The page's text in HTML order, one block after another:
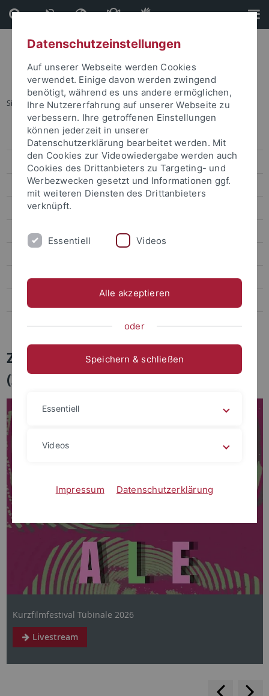
Direkt
zum
Inhalt
Direkt
zur
Fußleiste
Sie sind hier: Startseite ... Zentrum für Medienkompetenz
Redaktionen
Kurse & Ausbildung
Service & Technik
Forschung & Verbundprojekte
UT550 - Der Film
Zentrum für Medienkompetenz
(ZFM)
Kurzfilmfestival Tübinale 2026
Livestream
Datenschutzeinstellungen
Auf unserer Webseite werden Cookies
verwendet. Einige davon werden zwingend
benötigt, während es uns andere ermöglichen,
Ihre Nutzererfahrung auf unserer Webseite zu
verbessern. Ihre getroffenen Einstellungen
können jederzeit in unserer
Datenschutzerklärung bearbeitet werden. Mit
den Cookies zur Videowiedergabe werden auch
Cookies des Drittanbieters zu Targeting- und
Werbezwecken gesetzt und Informationen ggf.
mit weiteren Diensten des Drittanbieters
verknüpft.
Essentiell Videos
Alle akzeptieren
oder
Speichern & schließen
Essentiell
Videos
Impressum Datenschutzerklärung